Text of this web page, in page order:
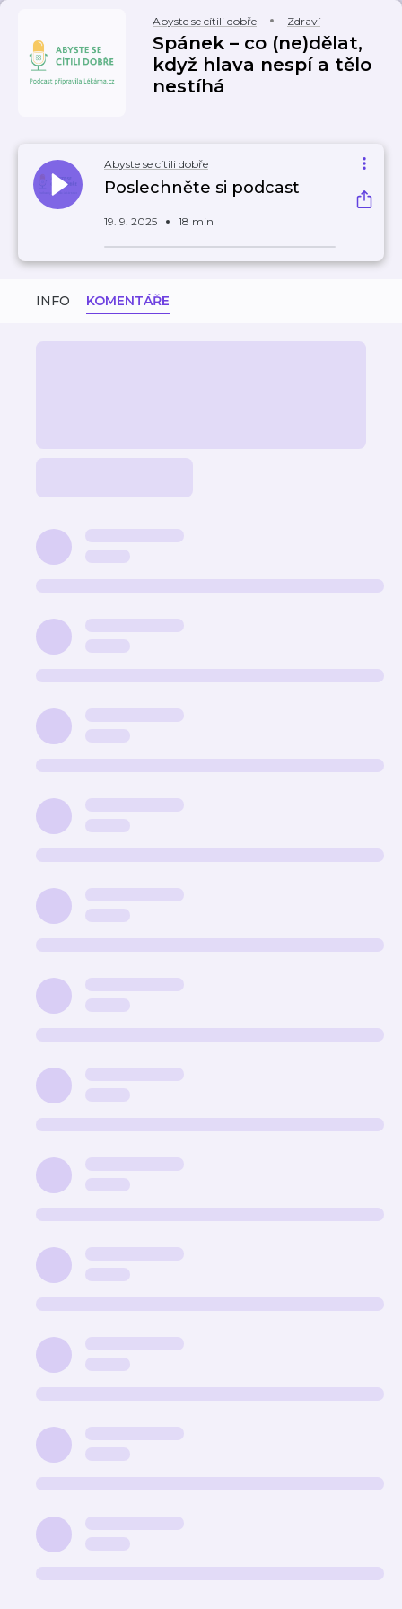
Abyste se cítili dobře Zdraví
Spánek – co (ne)dělat,
když hlava nespí a tělo
nestíhá
Abyste se cítili dobře
Poslechněte si podcast
19. 9. 2025 18 min
INFO KOMENTÁŘE